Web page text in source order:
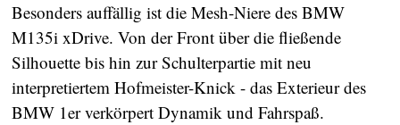
Besonders auffällig ist die Mesh-Niere des BMW
M135i xDrive. Von der Front über die fließende
Silhouette bis hin zur Schulterpartie mit neu
interpretiertem Hofmeister-Knick - das Exterieur des
BMW 1er verkörpert Dynamik und Fahrspaß.